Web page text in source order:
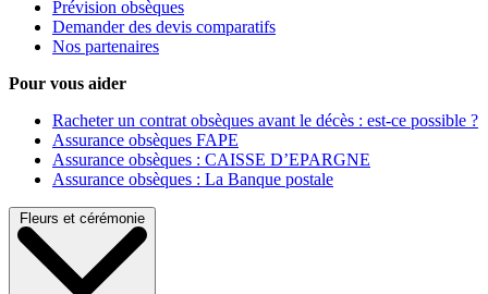
Prévision obsèques
Demander des devis comparatifs
Nos partenaires
Pour vous aider
Racheter un contrat obsèques avant le décès : est-ce possible ?
Assurance obsèques FAPE
Assurance obsèques : CAISSE D’EPARGNE
Assurance obsèques : La Banque postale
Fleurs et cérémonie